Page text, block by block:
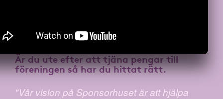
Är du ute efter atttjäna pengar till
föreningenså har du hittat rätt.
"Vår vision på Sponsorhuset är att hjälpa